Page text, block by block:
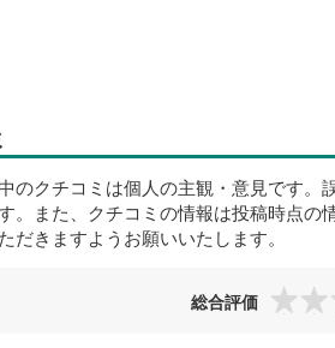
のクチコミは個人の主観・意見です。
。また、クチコミの情報は投稿時点
だきますようお願いいたします。
総合評価